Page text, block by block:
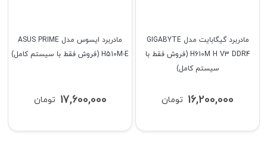
مادربرد ایسوس مدل ASUS PRIME
H510M-E (فروش فقط با سیستم کامل)
تومان 17,600,000
مادربرد گیگابایت مدل GIGABYTE
H610M H V3 DDR4 (فروش فقط با
سیستم کامل)
تومان 16,200,000